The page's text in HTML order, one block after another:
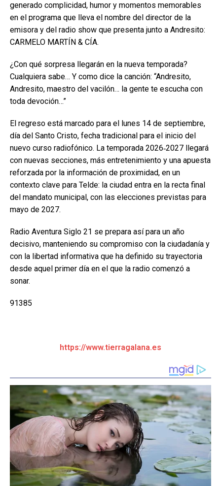
generado complicidad, humor y momentos memorables
en el programa que lleva el nombre del director de la
emisora y del radio show que presenta junto a Andresito:
CARMELO MARTÍN & CÍA.
¿Con qué sorpresa llegarán en la nueva temporada?
Cualquiera sabe… Y como dice la canción: “Andresito,
Andresito, maestro del vacilón… la gente te escucha con
toda devoción…”
El regreso está marcado para el lunes 14 de septiembre,
día del Santo Cristo, fecha tradicional para el inicio del
nuevo curso radiofónico. La temporada 2026‑2027 llegará
con nuevas secciones, más entretenimiento y una apuesta
reforzada por la información de proximidad, en un
contexto clave para Telde: la ciudad entra en la recta final
del mandato municipal, con las elecciones previstas para
mayo de 2027.
Radio Aventura Siglo 21 se prepara así para un año
decisivo, manteniendo su compromiso con la ciudadanía y
con la libertad informativa que ha definido su trayectoria
desde aquel primer día en el que la radio comenzó a
sonar.
91385
https://www.tierragalana.es